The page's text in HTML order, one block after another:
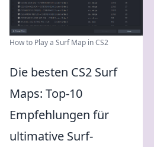
How to Play a Surf Map in CS2
Die besten CS2 Surf
Maps: Top-10
Empfehlungen für
ultimative Surf-